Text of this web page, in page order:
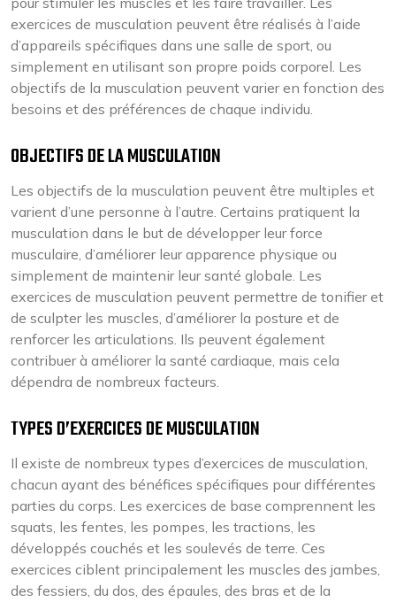
exercices de musculation peuvent être réalisés à l’aide
d’appareils spécifiques dans une salle de sport, ou
simplement en utilisant son propre poids corporel. Les
objectifs de la musculation peuvent varier en fonction des
besoins et des préférences de chaque individu.
OBJECTIFS DE LA MUSCULATION
Les objectifs de la musculation peuvent être multiples et
varient d’une personne à l’autre. Certains pratiquent la
musculation dans le but de développer leur force
musculaire, d’améliorer leur apparence physique ou
simplement de maintenir leur santé globale. Les
exercices de musculation peuvent permettre de tonifier et
de sculpter les muscles, d’améliorer la posture et de
renforcer les articulations. Ils peuvent également
contribuer à améliorer la santé cardiaque, mais cela
dépendra de nombreux facteurs.
TYPES D’EXERCICES DE MUSCULATION
Il existe de nombreux types d’exercices de musculation,
chacun ayant des bénéfices spécifiques pour différentes
parties du corps. Les exercices de base comprennent les
squats, les fentes, les pompes, les tractions, les
développés couchés et les soulevés de terre. Ces
exercices ciblent principalement les muscles des jambes,
des fessiers, du dos, des épaules, des bras et de la